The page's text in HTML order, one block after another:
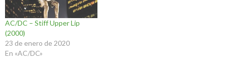
AC/DC – Stiff Upper Lip
(2000)
23 de enero de 2020
En «AC/DC»